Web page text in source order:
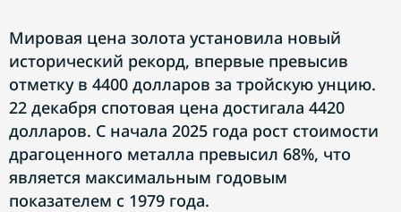
Мировая цена золота установила новый
исторический рекорд, впервые превысив
отметку в 4400 долларов за тройскую унцию.
22 декабря спотовая цена достигала 4420
долларов. С начала 2025 года рост стоимости
драгоценного металла превысил 68%, что
является максимальным годовым
показателем с 1979 года.